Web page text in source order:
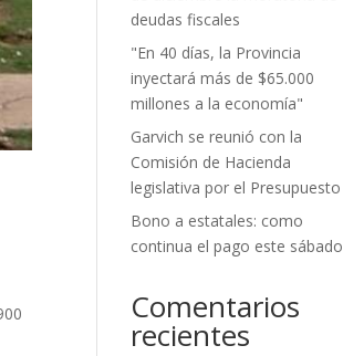
deudas fiscales
"En 40 días, la Provincia
inyectará más de $65.000
millones a la economía"
Garvich se reunió con la
Comisión de Hacienda
legislativa por el Presupuesto
Bono a estatales: como
continua el pago este sábado
Comentarios
recientes